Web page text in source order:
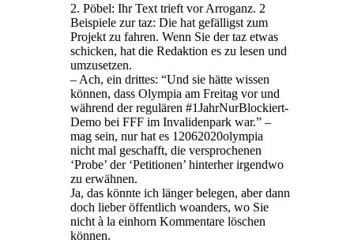
2. Pöbel: Ihr Text trieft vor Arroganz. 2
Beispiele zur taz: Die hat gefälligst zum
Projekt zu fahren. Wenn Sie der taz etwas
schicken, hat die Redaktion es zu lesen und
umzusetzen.
– Ach, ein drittes: “Und sie hätte wissen
können, dass Olympia am Freitag vor und
während der regulären #1JahrNurBlockiert-
Demo bei FFF im Invalidenpark war.” –
mag sein, nur hat es 12062020olympia
nicht mal geschafft, die versprochenen
‘Probe’ der ‘Petitionen’ hinterher irgendwo
zu erwähnen.
Ja, das könnte ich länger belegen, aber dann
doch lieber öffentlich woanders, wo Sie
nicht à la einhorn Kommentare löschen
können.